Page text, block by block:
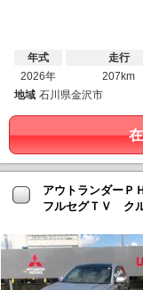
年式
2026年
走行
207km
地域 石川県金沢市
アウトランダー
フルセグＴＶ ク